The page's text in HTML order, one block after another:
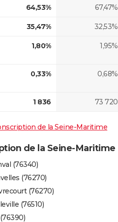
64,53% 67,47%
35,47% 32,53%
1,80% 1,95%
0,33% 0,68%
1 836 73 720
de la Seine-Maritime
de la Seine-Maritime
(76340)
(76270)
(76270)
(76510)